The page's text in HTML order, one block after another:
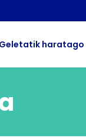
Geletatik haratago